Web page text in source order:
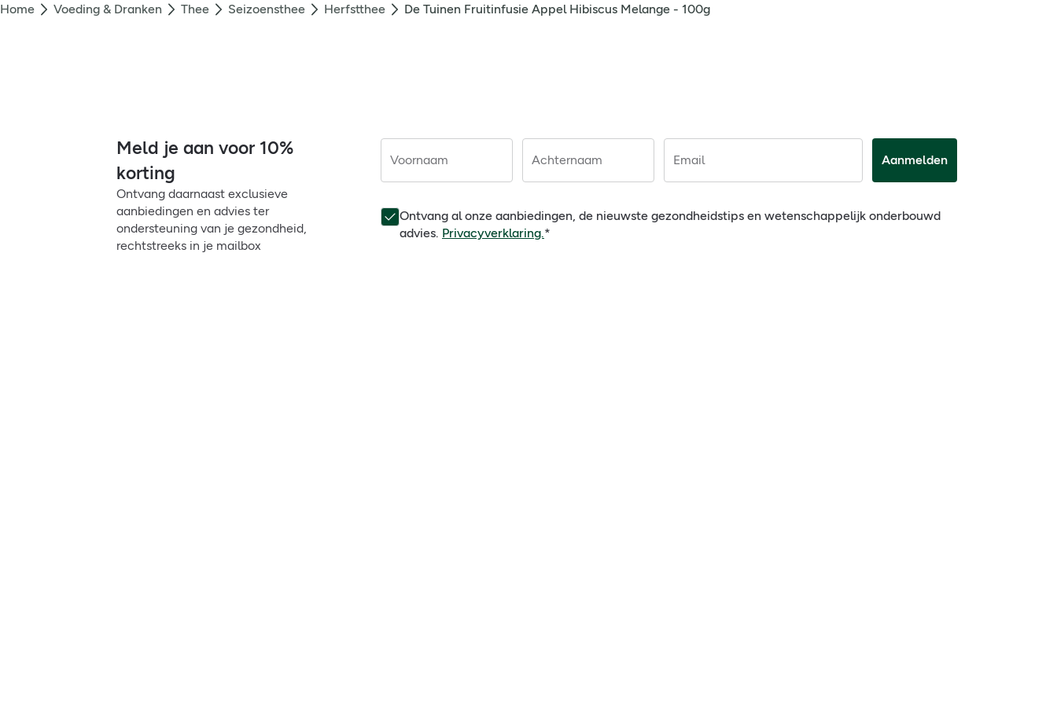
Home Voeding & Dranken Thee Seizoensthee Herfstthee De Tuinen Fruitinfusie Appel Hibiscus Melange - 100g
Meld je aan voor 10%
korting
Ontvang daarnaast exclusieve
aanbiedingen en advies ter
ondersteuning van je gezondheid,
rechtstreeks in je mailbox
Voornaam Achternaam Email Aanmelden
Ontvang al onze aanbiedingen, de nieuwste gezondheidstips en wetenschappelijk onderbouwd
advies. Privacyverklaring.*